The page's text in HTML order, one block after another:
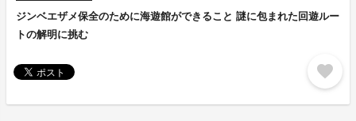
ジンベエザメ保全のために海遊館ができること 謎に包まれた回遊ルー
トの解明に挑む
favorite